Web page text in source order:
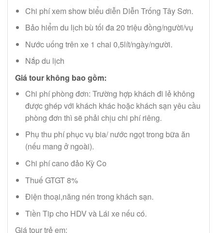
Chi phí xem show biểu diễn Diễn Trống Tây Sơn.
Bảo hiểm du lịch bù tối đa 20 triệu đồng/người/vụ
Nước uống trên xe 1 chai 0,5lít/ngày/người.
Nắp du lịch
Giá tour không bao gồm:
Chi phí phòng đơn: Trường hợp khách đi lẻ không
được ghép với khách khác hoặc khách sạn yêu cầu
phòng đơn thì sẽ phải chịu chi phí riêng.
Phụ thu phí phục vụ bia/ nước ngọt trong bữa ăn
(nếu mang ở ngoài).
Chi phí cano đảo Kỳ Co
Thuế GTGT 8%
Điện thoại,năng nén trong khách sạn.
Tiền Tip cho HDV và Lái xe nếu có.
Giá tour trẻ em: